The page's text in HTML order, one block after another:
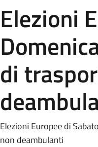
Elezioni
di
Elezioni Europee di
non deambulanti